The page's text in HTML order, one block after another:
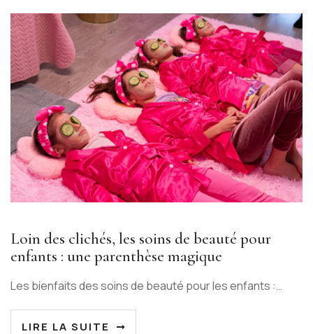
Loin des clichés, les soins de beauté pour
enfants : une parenthèse magique
Les bienfaits des soins de beauté pour les enfants :…
LIRE LA SUITE